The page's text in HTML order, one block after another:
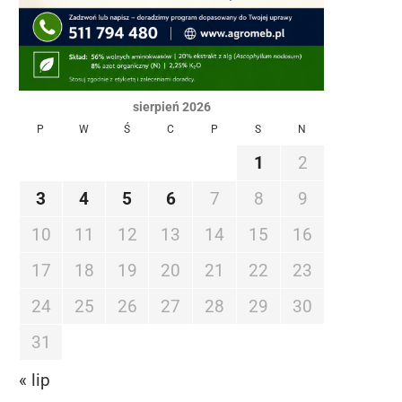
sierpień 2026
P W Ś C P S N
1
2
3
4 5 6 7 8
9
10
11 12 13 14 15
16
17
18 19 20 21 22
23
24
25 26 27 28 29
30
31
« lip